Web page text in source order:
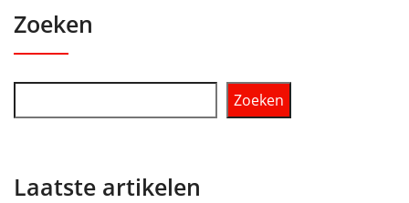
Zoeken
Zoeken
Laatste artikelen